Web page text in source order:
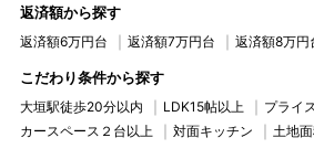
返済額から探す
返済額6万円台 返済額7万円台 返済額8万円
こだわり条件から探す
大垣駅徒歩20分以内 LDK15帖以上
プライ
カースペース２台以上
対面キッチン 土地